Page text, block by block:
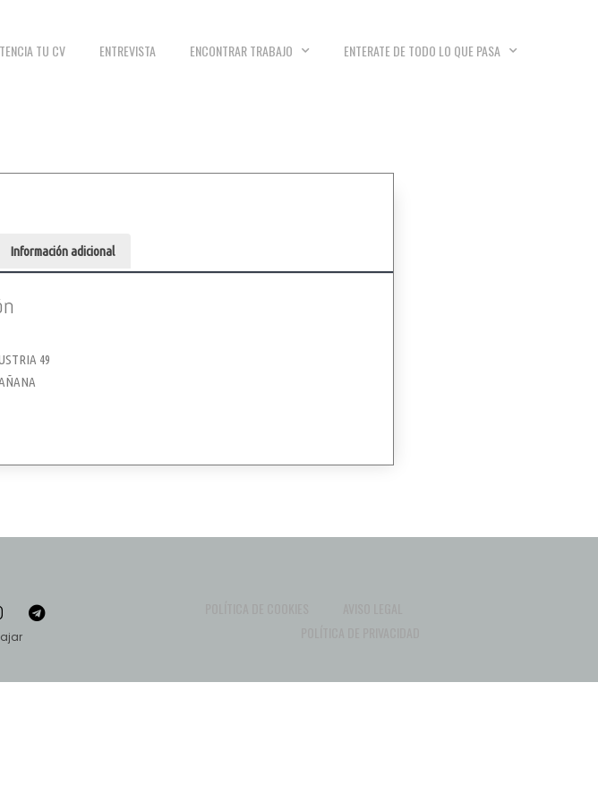
TU CV ENTREVISTA ENCONTRAR TRABAJO ENTERATE DE TODO LO QUE PASA
Información adicional
49